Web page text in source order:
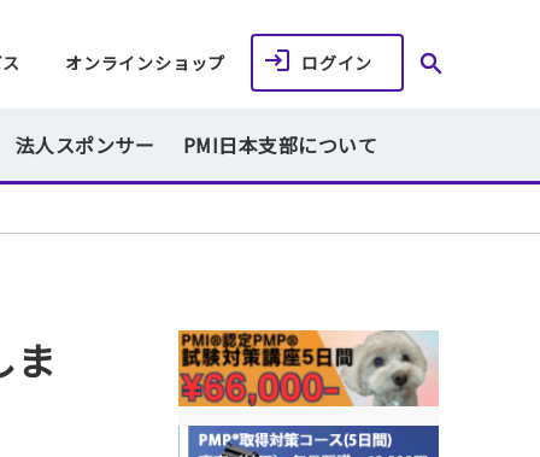
オンラインショップ ログイン
法人スポンサー PMI日本支部について
ま